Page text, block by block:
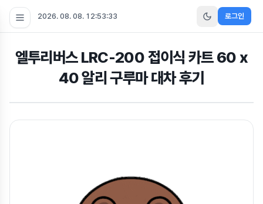
2026. 08. 08. 12:53:33 로그인
엘투리버스 LRC-200 접이식 카트 60 x
40 알리 구루마 대차 후기